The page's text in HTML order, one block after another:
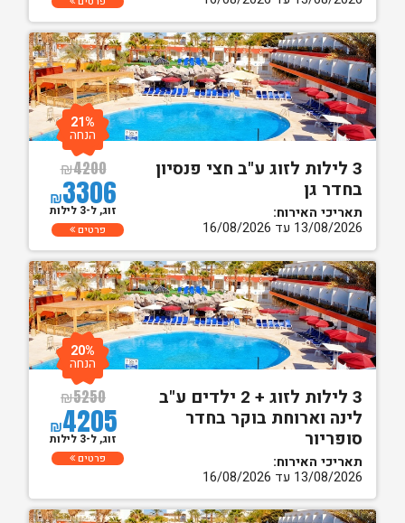
3 לילות לזוג ע"ב חצי פנסיון
בחדר גן
תאריכי האירוח:
13/08/2026 עד 16/08/2026
₪4200
₪3306
21%
הנחה
זוג, ל-3 לילות
פרטים
3 לילות לזוג + 2 ילדים ע"ב
לינה וארוחת בוקר בחדר
סופריור
תאריכי האירוח:
13/08/2026 עד 16/08/2026
₪5250
₪4205
20%
הנחה
זוג, ל-3 לילות
פרטים